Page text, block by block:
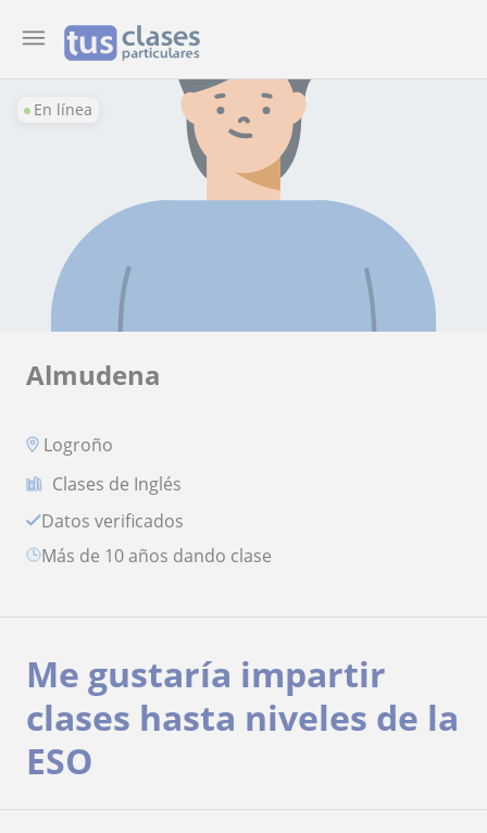
En línea
Almudena
Logroño
Clases de Inglés
Datos verificados
más de 10 años dando clase
Me gustaría impartir
clases hasta niveles de la
ESO